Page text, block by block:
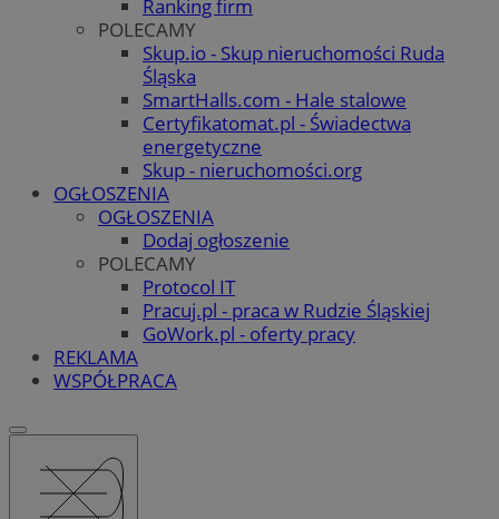
Ranking firm
POLECAMY
Skup.io - Skup nieruchomości Ruda
Śląska
SmartHalls.com - Hale stalowe
Certyfikatomat.pl - Świadectwa
energetyczne
Skup - nieruchomości.org
OGŁOSZENIA
OGŁOSZENIA
Dodaj ogłoszenie
POLECAMY
Protocol IT
Pracuj.pl - praca w Rudzie Śląskiej
GoWork.pl - oferty pracy
REKLAMA
WSPÓŁPRACA